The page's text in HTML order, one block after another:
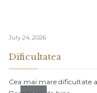
July 24, 2026
Dificultatea
Cea mai mare dificultate